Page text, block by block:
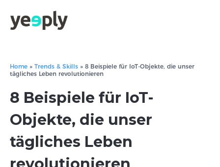
Home » Trends & Skills » 8 Beispiele für IoT-Objekte, die unser
tägliches Leben revolutionieren
8 Beispiele für IoT-
Objekte, die unser
tägliches Leben